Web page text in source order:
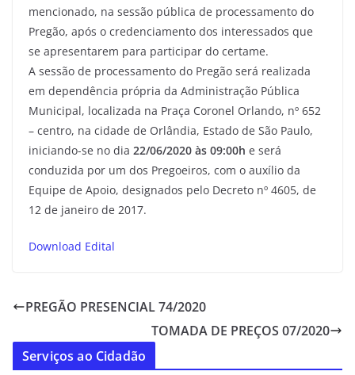
mencionado, na sessão pública de processamento do
Pregão, após o credenciamento dos interessados que
se apresentarem para participar do certame.
A sessão de processamento do Pregão será realizada
em dependência própria da Administração Pública
Municipal, localizada na Praça Coronel Orlando, nº 652
– centro, na cidade de Orlândia, Estado de São Paulo,
iniciando-se no dia 22/06/2020 às 09:00h e será
conduzida por um dos Pregoeiros, com o auxílio da
Equipe de Apoio, designados pelo Decreto nº 4605, de
12 de janeiro de 2017.
Download Edital
PREGÃO PRESENCIAL 74/2020
TOMADA DE PREÇOS 07/2020
Serviços ao Cidadão